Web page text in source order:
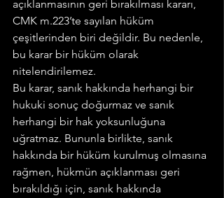
açıklanmasının geri bırakılması kararı,
CMK m.223’te sayılan hüküm
çeşitlerinden biri değildir. Bu nedenle,
bu karar bir hüküm olarak
nitelendirilemez.
Bu karar, sanık hakkında herhangi bir
hukuki sonuç doğurmaz ve sanık
herhangi bir hak yoksunluğuna
uğratmaz. Bununla birlikte, sanık
hakkında bir hüküm kurulmuş olmasına
rağmen, hükmün açıklanması geri
bırakıldığı için, sanık hakkında